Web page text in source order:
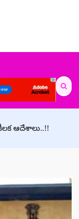
Search
for:
ఆదేశాలు..!!